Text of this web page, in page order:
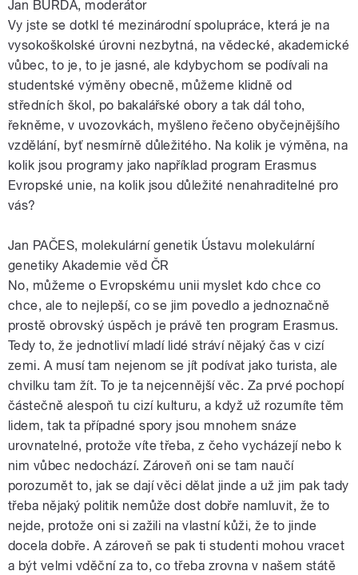
Jan BURDA, moderátor
Vy jste se dotkl té mezinárodní spolupráce, která je na
vysokoškolské úrovni nezbytná, na vědecké, akademické
vůbec, to je, to je jasné, ale kdybychom se podívali na
studentské výměny obecně, můžeme klidně od
středních škol, po bakalářské obory a tak dál toho,
řekněme, v uvozovkách, myšleno řečeno obyčejnějšího
vzdělání, byť nesmírně důležitého. Na kolik je výměna, na
kolik jsou programy jako například program Erasmus
Evropské unie, na kolik jsou důležité nenahraditelné pro
vás?
Jan PAČES, molekulární genetik Ústavu molekulární
genetiky Akademie věd ČR
No, můžeme o Evropskému unii myslet kdo chce co
chce, ale to nejlepší, co se jim povedlo a jednoznačně
prostě obrovský úspěch je právě ten program Erasmus.
Tedy to, že jednotliví mladí lidé stráví nějaký čas v cizí
zemi. A musí tam nejenom se jít podívat jako turista, ale
chvilku tam žít. To je ta nejcennější věc. Za prvé pochopí
částečně alespoň tu cizí kulturu, a když už rozumíte těm
lidem, tak ta případné spory jsou mnohem snáze
urovnatelné, protože víte třeba, z čeho vycházejí nebo k
nim vůbec nedochází. Zároveň oni se tam naučí
porozumět to, jak se dají věci dělat jinde a už jim pak tady
třeba nějaký politik nemůže dost dobře namluvit, že to
nejde, protože oni si zažili na vlastní kůži, že to jinde
docela dobře. A zároveň se pak ti studenti mohou vracet
a být velmi vděční za to, co třeba zrovna v našem státě